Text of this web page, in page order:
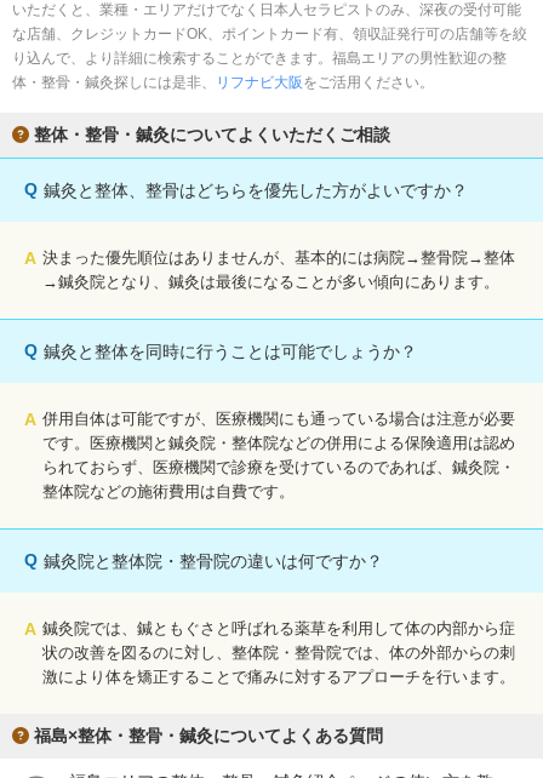
いただくと、業種・エリアだけでなく日本人セラピストのみ、深夜の受付可能
な店舗、クレジットカードOK、ポイントカード有、領収証発行可の店舗等を絞
り込んで、より詳細に検索することができます。福島エリアの男性歓迎の整
体・整骨・鍼灸探しには是非、
リフナビ大阪 をご活用ください。
整体・整骨・鍼灸についてよくいただくご相談
Q 鍼灸と整体、整骨はどちらを優先した方がよいですか？
A 決まった優先順位はありませんが、基本的には病院→整骨院→整体
→鍼灸院となり、鍼灸は最後になることが多い傾向にあります。
Q 鍼灸と整体を同時に行うことは可能でしょうか？
A 併用自体は可能ですが、医療機関にも通っている場合は注意が必要
です。医療機関と鍼灸院・整体院などの併用による保険適用は認め
られておらず、医療機関で診療を受けているのであれば、鍼灸院・
整体院などの施術費用は自費です。
Q 鍼灸院と整体院・整骨院の違いは何ですか？
A 鍼灸院では、鍼ともぐさと呼ばれる薬草を利用して体の内部から症
状の改善を図るのに対し、整体院・整骨院では、体の外部からの刺
激により体を矯正することで痛みに対するアプローチを行います。
福島×整体・整骨・鍼灸についてよくある質問